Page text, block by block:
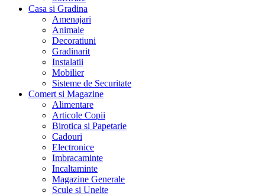
Casa si Gradina
Amenajari
Animale
Decoratiuni
Gradinarit
Instalatii
Mobilier
Sisteme de Securitate
Comert si Magazine
Alimentare
Articole Copii
Birotica si Papetarie
Cadouri
Electronice
Imbracaminte
Incaltaminte
Magazine Generale
Scule si Unelte